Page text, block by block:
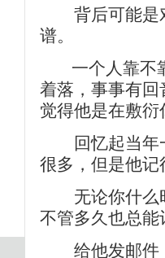
背后可能是对
谱。
一个人靠不靠
着落，事事有回
觉得他是在敷衍
回忆起当年一
很多，但是他
无论你什么时
不管多久也总能
给他发邮件，